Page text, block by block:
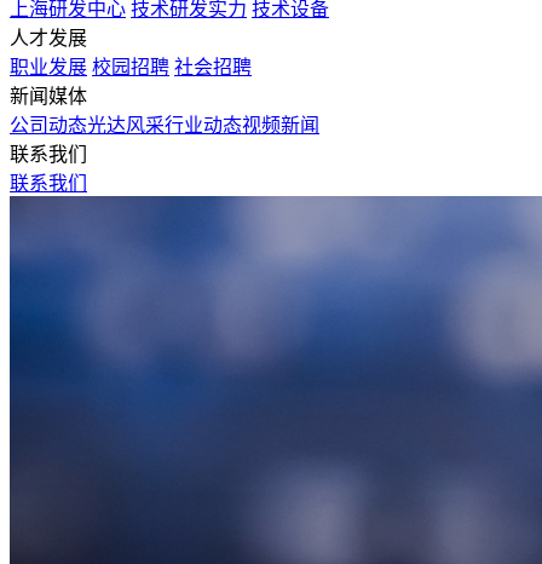
上海研发中心 技术研发实力 技术设备
人才发展
职业发展 校园招聘 社会招聘
新闻媒体
公司动态光达风采行业动态视频新闻
联系我们
联系我们